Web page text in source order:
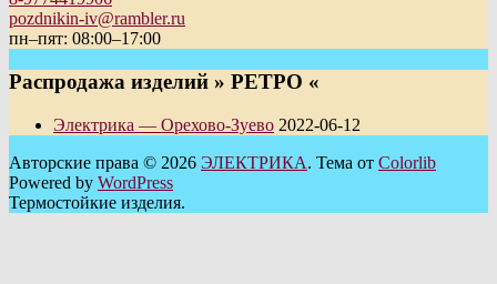
pozdnikin-iv@rambler.ru
пн–пят: 08:00–17:00
Распродажа изделий » РЕТРО «
Электрика — Орехово-Зуево 2022-06-12
Авторские права © 2026 ЭЛЕКТРИКА. Тема от Colorlib
Powered by WordPress
Термостойкие изделия.